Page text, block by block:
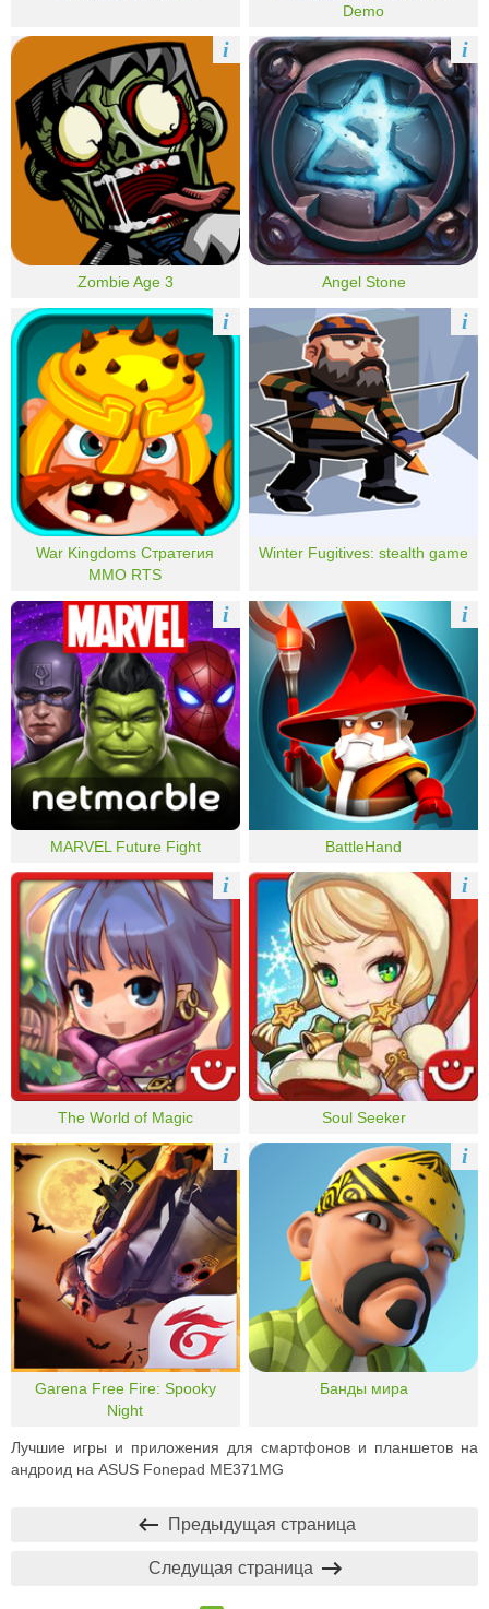
Demo
Zombie Age 3
i
Angel Stone
i
War Kingdoms Стратегия
MMO RTS
i
Winter Fugitives: stealth game
i
MARVEL Future Fight
i
BattleHand
i
The World of Magic
i
Soul Seeker
i
Garena Free Fire: Spooky
Night
i
Банды мира
i
Лучшие игры и приложения для смартфонов и планшетов на
андроид на ASUS Fonepad ME371MG
Предыдущая страница
Следущая страница